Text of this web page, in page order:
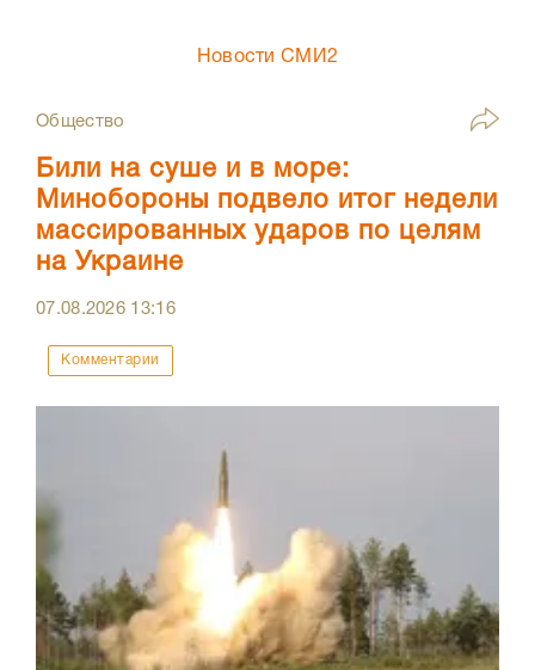
Новости СМИ2
Общество
Били на суше и в море:
Минобороны подвело итог недели
массированных ударов по целям
на Украине
07.08.2026 13:16
Комментарии